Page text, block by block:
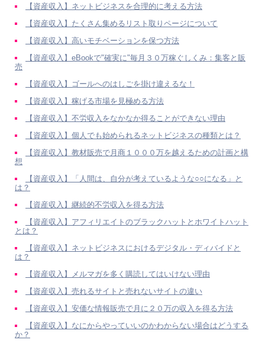
【資産収入】ネットビジネスを合理的に考える方法
【資産収入】たくさん集めるリスト取りページについて
【資産収入】高いモチベーションを保つ方法
【資産収入】eBookで"確実に"毎月３０万稼ぐしくみ：集客と販
売
【資産収入】ゴールへのはしごを掛け違えるな！
【資産収入】稼げる市場を見極める方法
【資産収入】不労収入をなかなか得ることができない理由
【資産収入】個人でも始められるネットビジネスの種類とは？
【資産収入】教材販売で月商１０００万を越えるための計画と構
想
【資産収入】「人間は、自分が考えているような○○になる」と
は？
【資産収入】継続的不労収入を得る方法
【資産収入】アフィリエイトのブラックハットとホワイトハット
とは？
【資産収入】ネットビジネスにおけるデジタル・ディバイドと
は？
【資産収入】メルマガを多く購読してはいけない理由
【資産収入】売れるサイトと売れないサイトの違い
【資産収入】安価な情報販売で月に２０万の収入を得る方法
【資産収入】なにからやっていいのかわからない場合はどうする
か？